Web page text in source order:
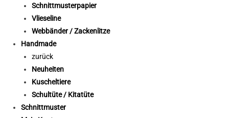
Schnittmusterpapier
Vlieseline
Webbänder / Zackenlitze
Handmade
zurück
Neuheiten
Kuscheltiere
Schultüte / Kitatüte
Schnittmuster